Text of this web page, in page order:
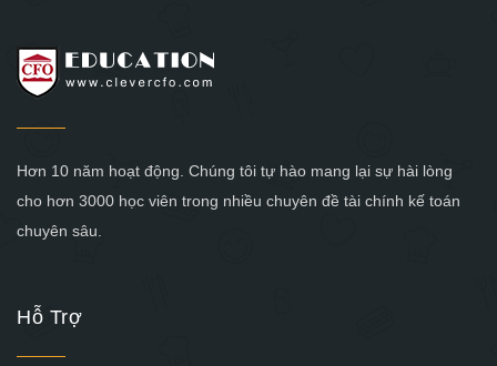
Hơn 10 năm hoạt động. Chúng tôi tự hào mang lại sự hài lòng
cho hơn 3000 học viên trong nhiều chuyên đề tài chính kế toán
chuyên sâu.
Hỗ Trợ